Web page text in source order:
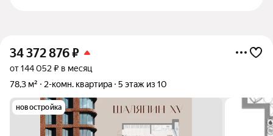
34 372 876₽
от 144 052 ₽ в месяц
78,3 м²
2-комн. квартира 5 этаж из 10
новостройка